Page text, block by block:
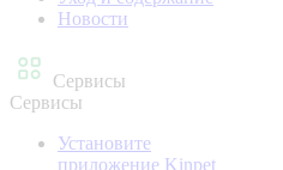
Новости
Сервисы
Сервисы
Установите
приложение Kinpet